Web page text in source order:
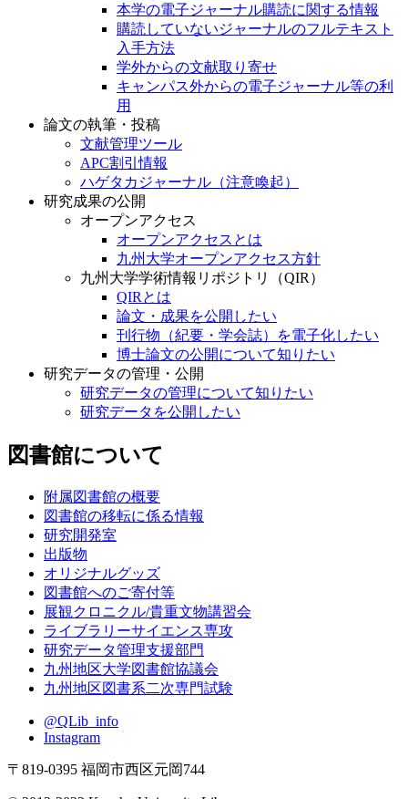
本学の電子ジャーナル購読に関する情報
購読していないジャーナルのフルテキスト
入手方法
学外からの文献取り寄せ
キャンパス外からの電子ジャーナル等の利
用
論文の執筆・投稿
文献管理ツール
APC割引情報
ハゲタカジャーナル（注意喚起）
研究成果の公開
オープンアクセス
オープンアクセスとは
九州大学オープンアクセス方針
九州大学学術情報リポジトリ（QIR）
QIRとは
論文・成果を公開したい
刊行物（紀要・学会誌）を電子化したい
博士論文の公開について知りたい
研究データの管理・公開
研究データの管理について知りたい
研究データを公開したい
図書館について
附属図書館の概要
図書館の移転に係る情報
研究開発室
出版物
オリジナルグッズ
図書館へのご寄付等
展観クロニクル/貴重文物講習会
ライブラリーサイエンス専攻
研究データ管理支援部門
九州地区大学図書館協議会
九州地区図書系二次専門試験
@QLib_info
Instagram
〒819-0395 福岡市西区元岡744